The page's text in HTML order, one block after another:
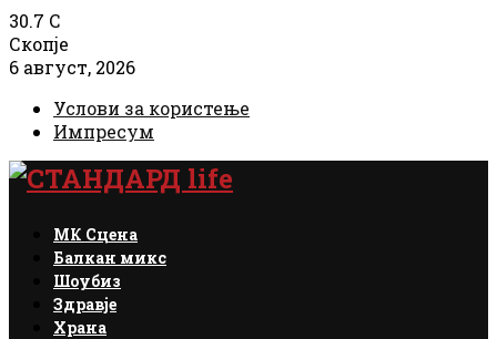
30.7 C
Скопје
6 август, 2026
Услови за користење
Импресум
Facebook
Instagram
Email
Rss
МК Сцена
Балкан микс
Шоубиз
Здравје
Храна